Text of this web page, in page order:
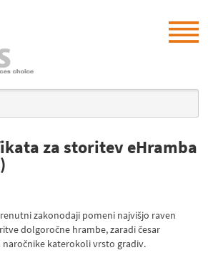
za storitev eHramba
zakonodaji pomeni najvišjo raven
dolgoročne hrambe, zaradi česar
katerokoli vrsto gradiv.